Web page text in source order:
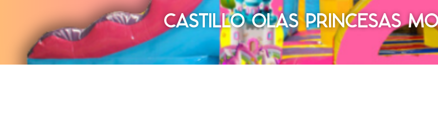
CASTILLO OLAS PRINCESAS